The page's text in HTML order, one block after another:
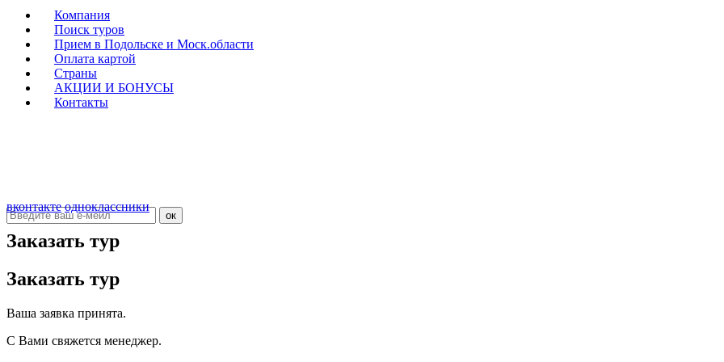
Компания
Поиск туров
Прием в Подольске и Моск.области
Оплата картой
Страны
АКЦИИ И БОНУСЫ
Контакты
вконтакте одноклассники
Заказать тур
Заказать тур
Ваша заявка принята.
С Вами свяжется менеджер.